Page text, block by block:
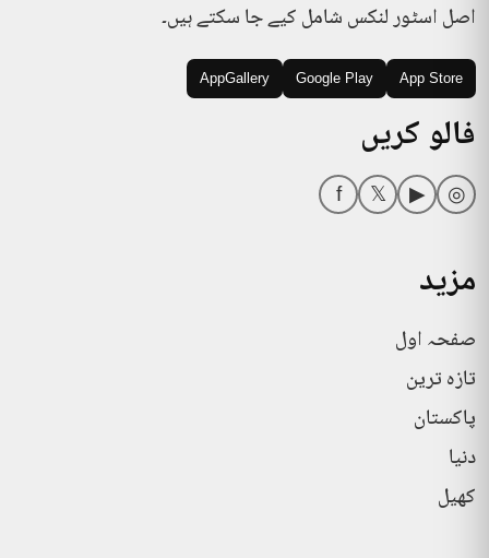
اصل اسٹور لنکس شامل کیے جا سکتے ہیں۔
App Store
Google Play
AppGallery
فالو کریں
◎
▶
𝕏
f
مزید
صفحہ اول
تازہ ترین
پاکستان
دنیا
کھیل